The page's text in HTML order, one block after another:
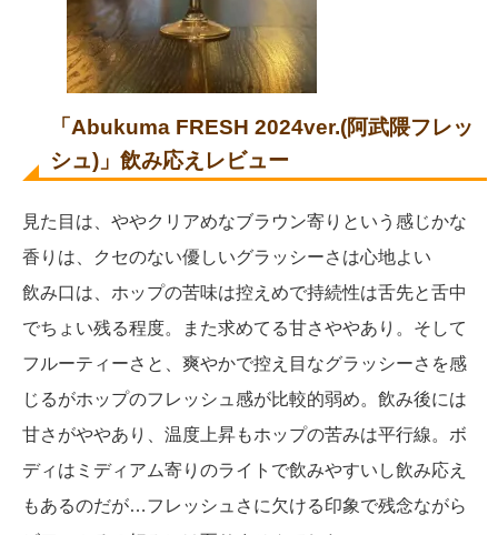
「Abukuma FRESH 2024ver.(阿武隈フレッ
シュ)」飲み応えレビュー
見た目は、ややクリアめなブラウン寄りという感じかな
香りは、クセのない優しいグラッシーさは心地よい
飲み口は、ホップの苦味は控えめで持続性は舌先と舌中
でちょい残る程度。また求めてる甘さややあり。そして
フルーティーさと、爽やかで控え目なグラッシーさを感
じるがホップのフレッシュ感が比較的弱め。飲み後には
甘さがややあり、温度上昇もホップの苦みは平行線。ボ
ディはミディアム寄りのライトで飲みやすいし飲み応え
もあるのだが…フレッシュさに欠ける印象で残念ながら